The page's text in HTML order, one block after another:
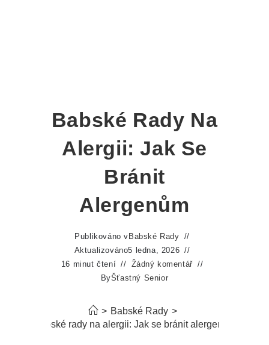
Babské Rady Na
Alergii: Jak Se
Bránit
Alergenům
Publikováno v Babské Rady
Aktualizováno5 ledna, 2026
16 minut čtení
Žádný komentář
ByŠťastný Senior
> Babské Rady >
Babské rady na alergii: Jak se bránit alergenům